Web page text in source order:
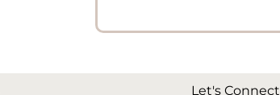
Let's Connect